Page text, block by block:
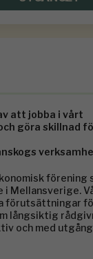
att jobba i vårt
göra skillnad
förening
i Mellansverige.
förutsättningar
långsiktig
och med